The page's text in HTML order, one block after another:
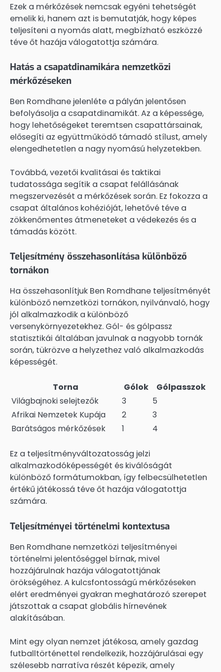
Ezek a mérkőzések nemcsak egyéni tehetségét
emelik ki, hanem azt is bemutatják, hogy képes
teljesíteni a nyomás alatt, megbízható eszközzé
téve őt hazája válogatottja számára.
Hatás a csapatdinamikára nemzetközi
mérkőzéseken
Ben Romdhane jelenléte a pályán jelentősen
befolyásolja a csapatdinamikát. Az a képessége,
hogy lehetőségeket teremtsen csapattársainak,
elősegíti az együttműködő támadó stílust, amely
elengedhetetlen a nagy nyomású helyzetekben.
Továbbá, vezetői kvalitásai és taktikai
tudatossága segítik a csapat felállásának
megszervezését a mérkőzések során. Ez fokozza a
csapat általános kohézióját, lehetővé téve a
zökkenőmentes átmeneteket a védekezés és a
támadás között.
Teljesítmény összehasonlítása különböző
tornákon
Ha összehasonlítjuk Ben Romdhane teljesítményét
különböző nemzetközi tornákon, nyilvánvaló, hogy
jól alkalmazkodik a különböző
versenykörnyezetekhez. Gól- és gólpassz
statisztikái általában javulnak a nagyobb tornák
során, tükrözve a helyzethez való alkalmazkodás
képességét.
Torna Gólok
Gólpasszok
Világbajnoki selejtezők
3
5
Afrikai Nemzetek Kupája
2
3
Barátságos mérkőzések
1 4
Ez a teljesítményváltozatosság jelzi
alkalmazkodóképességét és kiválóságát
különböző formátumokban, így felbecsülhetetlen
értékű játékossá téve őt hazája válogatottja
számára.
Teljesítményei történelmi kontextusa
Ben Romdhane nemzetközi teljesítményei
történelmi jelentőséggel bírnak, mivel
hozzájárulnak hazája válogatottjának
örökségéhez. A kulcsfontosságú mérkőzéseken
elért eredményei gyakran meghatározó szerepet
játszottak a csapat globális hírnevének
alakításában.
Mint egy olyan nemzet játékosa, amely gazdag
futballtörténettel rendelkezik, hozzájárulásai egy
szélesebb narratíva részét képezik, amely